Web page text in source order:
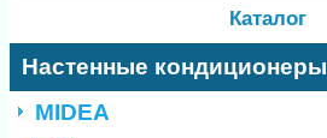
Каталог
Настенные кондиционеры
MIDEA